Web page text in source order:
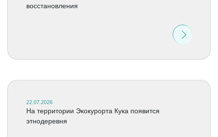
восстановления
22.07.2026
На территории Экокурорта Кука появится
этнодеревня